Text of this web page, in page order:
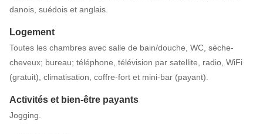
danois, suédois et anglais.
Logement
Toutes les chambres avec salle de bain/douche, WC, sèche-
cheveux; bureau; téléphone, télévision par satellite, radio, WiFi
(gratuit), climatisation, coffre-fort et mini-bar (payant).
Activités et bien-être payants
Jogging.